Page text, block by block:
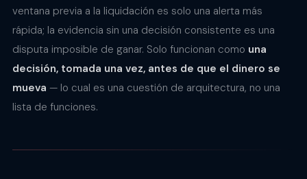
ventana previa a la liquidación es solo una alerta más
rápida; la evidencia sin una decisión consistente es una
disputa imposible de ganar. Solo funcionan como una
decisión, tomada una vez, antes de que el dinero se
mueva — lo cual es una cuestión de arquitectura, no una
lista de funciones.